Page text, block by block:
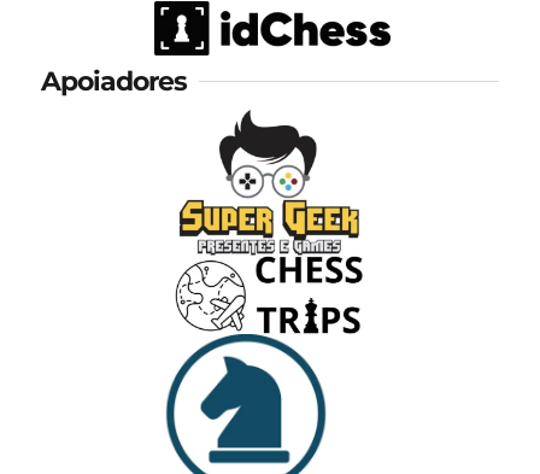
Apoiadores